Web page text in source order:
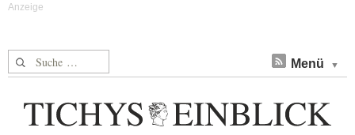
Suche nach: Menü